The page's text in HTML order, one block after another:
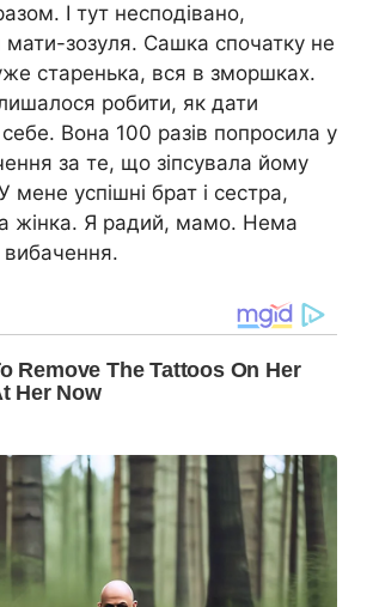
І тут несподівано,
мати-зозyля. Сашка спочатку не
старенька, вся в зморшках.
робити, як дати
себе. Вона 100 разів попросила у
за те, що зіпсувала йому
мене успішні брат і сестра,
жінка. Я радий, мамо. Нема